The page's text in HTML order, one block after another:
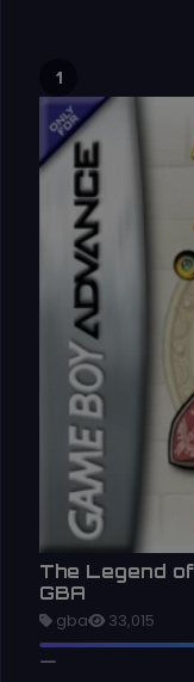
1
The Legend
GBA
gba 33,015